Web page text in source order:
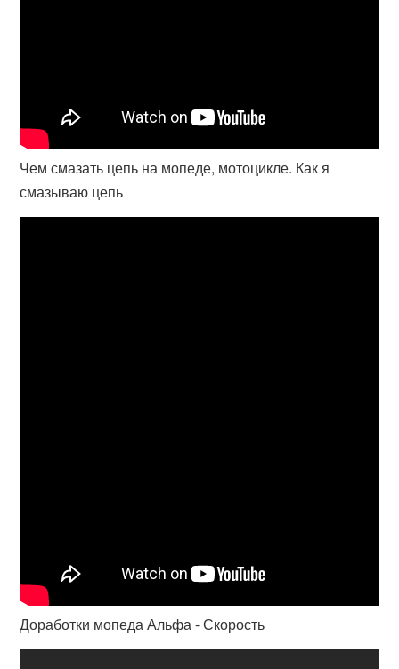
Чем смазать цепь на мопеде, мотоцикле. Как я
смазываю цепь
Доработки мопеда Альфа - Скорость